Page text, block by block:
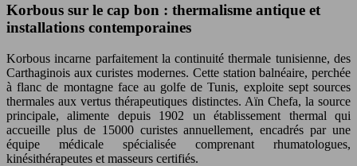
Korbous sur le cap bon : thermalisme antique et
installations contemporaines
Korbous incarne parfaitement la continuité thermale tunisienne, des
Carthaginois aux curistes modernes. Cette station balnéaire, perchée
à flanc de montagne face au golfe de Tunis, exploite sept sources
thermales aux vertus thérapeutiques distinctes. Aïn Chefa, la source
principale, alimente depuis 1902 un établissement thermal qui
accueille plus de 15000 curistes annuellement, encadrés par une
équipe médicale spécialisée comprenant rhumatologues,
kinésithérapeutes et masseurs certifiés.